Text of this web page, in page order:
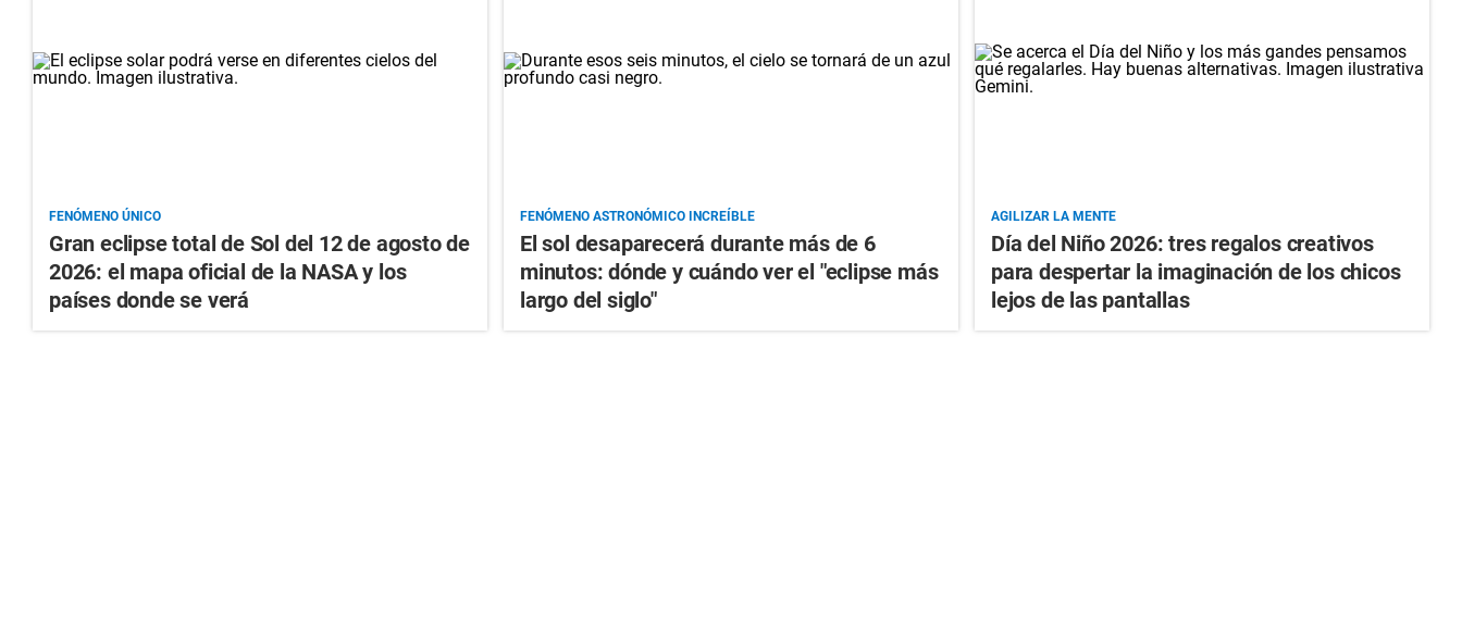
FENÓMENO ÚNICO
Gran eclipse total de Sol del 12 de agosto de
2026: el mapa oficial de la NASA y los
países donde se verá
FENÓMENO ASTRONÓMICO INCREÍBLE
El sol desaparecerá durante más de 6
minutos: dónde y cuándo ver el "eclipse más
largo del siglo"
AGILIZAR LA MENTE
Día del Niño 2026: tres regalos creativos
para despertar la imaginación de los chicos
lejos de las pantallas